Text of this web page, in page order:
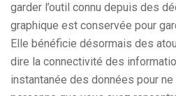
garder l’outil connu depuis des
graphique est conservée pour
Elle bénéficie désormais des
dire la connectivité des
instantanée des données pour